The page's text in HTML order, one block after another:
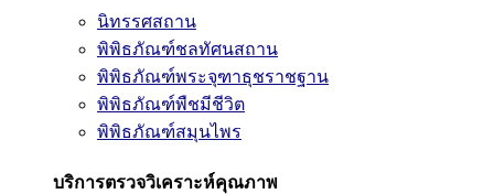
นิทรรศสถาน
พิพิธภัณฑ์ชลทัศนสถาน
พิพิธภัณฑ์พระจุฑาธุชราชฐาน
พิพิธภัณฑ์พืชมีชีวิต
พิพิธภัณฑ์สมุนไพร
บริการตรวจวิเคราะห์คุณภาพ